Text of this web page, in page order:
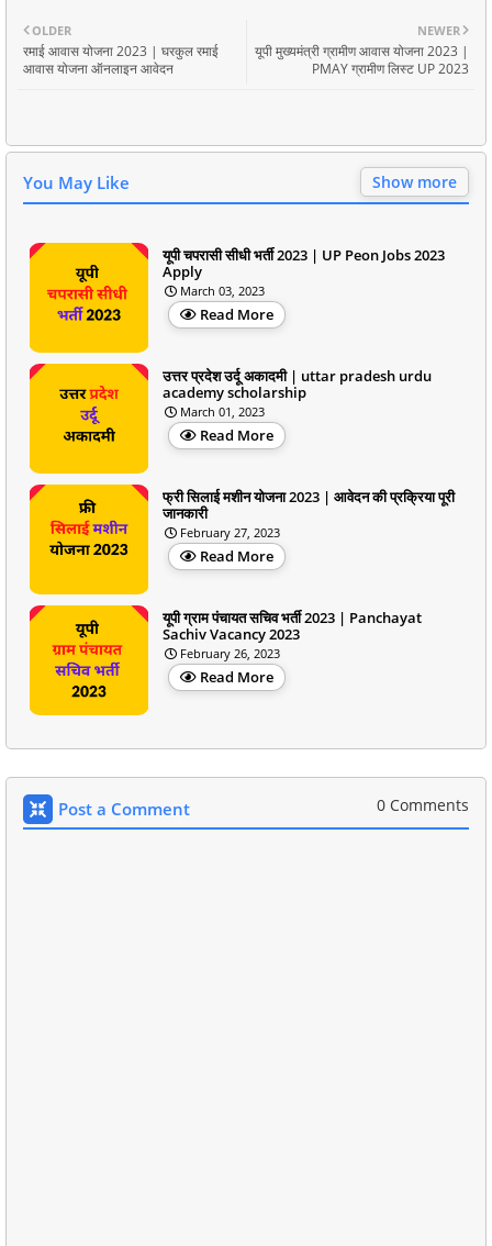
NEWER
यूपी मुख्यमंत्री ग्रामीण आवास योजना 2023 |
PMAY ग्रामीण लिस्ट UP 2023
OLDER
रमाई आवास योजना 2023 | घरकुल रमाई
आवास योजना ऑनलाइन आवेदन
You May Like Show more
यूपी चपरासी सीधी भर्ती 2023 | UP Peon Jobs 2023
Apply
March 03, 2023
Read More
उत्तर प्रदेश उर्दू अकादमी | uttar pradesh urdu
academy scholarship
March 01, 2023
Read More
फ्री सिलाई मशीन योजना 2023 | आवेदन की प्रक्रिया पूरी
जानकारी
February 27, 2023
Read More
यूपी ग्राम पंचायत सचिव भर्ती 2023 | Panchayat
Sachiv Vacancy 2023
February 26, 2023
Read More
Post a Comment 0 Comments